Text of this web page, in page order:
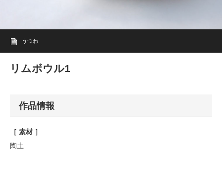
うつわ
リムボウル1
作品情報
［ 素材 ］
陶土